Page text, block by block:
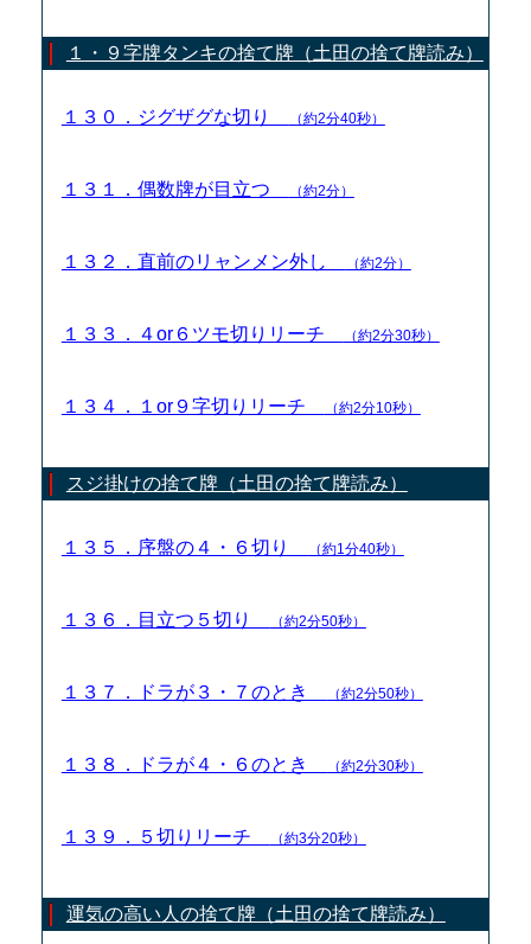
１・９字牌タンキの捨て牌（土田の捨て牌読み）
１３０．ジグザグな切り （約2分40秒）
１３１．偶数牌が目立つ （約2分）
１３２．直前のリャンメン外し （約2分）
１３３．４or６ツモ切りリーチ （約2分30秒）
１３４．１or９字切りリーチ （約2分10秒）
スジ掛けの捨て牌（土田の捨て牌読み）
１３５．序盤の４・６切り （約1分40秒）
１３６．目立つ５切り （約2分50秒）
１３７．ドラが３・７のとき （約2分50秒）
１３８．ドラが４・６のとき （約2分30秒）
１３９．５切りリーチ （約3分20秒）
運気の高い人の捨て牌（土田の捨て牌読み）